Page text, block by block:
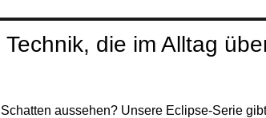
die im Alltag
aussehen? Unsere Eclipse-Serie